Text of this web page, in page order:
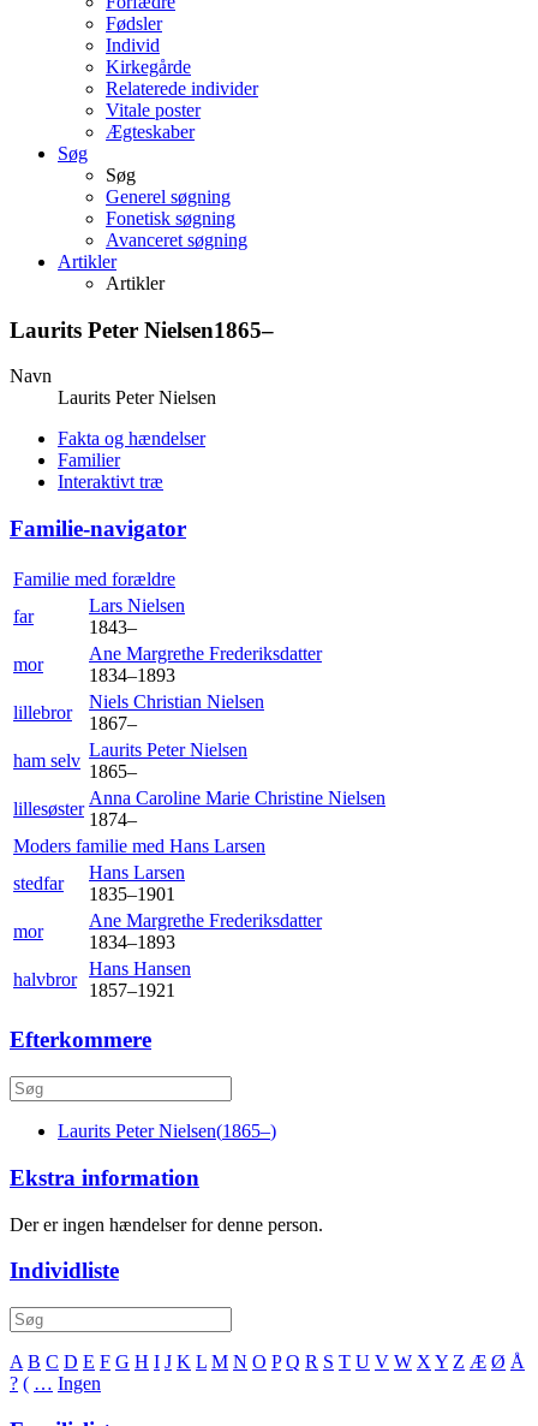
Fødsler
Individ
Kirkegårde
Relaterede individer
Vitale poster
Ægteskaber
Søg
Søg
Generel søgning
Fonetisk søgning
Avanceret søgning
Artikler
Artikler
Laurits Peter Nielsen1865–
Navn
Laurits PeterNielsen
Fakta og hændelser
Familier
Interaktivt træ
Familie-navigator
Familie med forældre
far
Lars Nielsen
1843–
mor
Ane Margrethe Frederiksdatter
1834–1893
lillebror
Niels Christian Nielsen
1867–
ham selv
Laurits PeterNielsen
1865–
lillesøster
Anna Caroline Marie Christine Nielsen
1874–
Moders familie med Hans Larsen
stedfar
Hans Larsen
1835–1901
mor
Ane Margrethe Frederiksdatter
1834–1893
halvbror
Hans Hansen
1857–1921
Efterkommere
Laurits PeterNielsen(1865–)
Ekstra information
Der er ingen hændelser for denne person.
Individliste
A B C D E F G H I J K L M N O P Q R S T U V W X Y Z Æ Ø Å
? ( … Ingen